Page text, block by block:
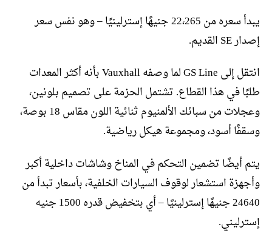
يبدأ سعره من 22،265 جنيهًا إسترلينيًا – وهو نفس سعر
إصدار SE القديم.
انتقل إلى GS Line لما وصفه Vauxhall بأنه أكثر المعدات
طلبًا في هذا القطاع. تشتمل الحزمة على تصميم بلونين،
وعجلات من سبائك الألمنيوم ثنائية اللون مقاس 18 بوصة،
وسقفًا أسود، ومجموعة هيكل رياضية.
يتم أيضًا تضمين التحكم في المناخ وشاشات داخلية أكبر
وأجهزة استشعار لوقوف السيارات الخلفية، بأسعار تبدأ من
24640 جنيهًا إسترلينيًا – أي بتخفيض قدره 1500 جنيه
إسترليني.